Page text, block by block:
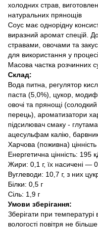
холодних страв,
натуральних прянощів
Соус має однорідну
виразний аромат спецій.
стравами, овочами та
для використання у
Масова частка розчинних
Склад:
Вода питна, регулятор
паста (5,0%), цукор,
овочі та прянощі
перець), ароматизатори
підсилювач смаку -
ацесульфам калію,
Харчова (поживна)
Енергетична цінність: 195
Жири: 0,1 г, їх насичені —
Вуглеводи: 10,7 г, з них
Білки: 0,5 г
Сіль: 1,9 г
Умови зберігання:
Зберігати при температурі
вологості повітря не